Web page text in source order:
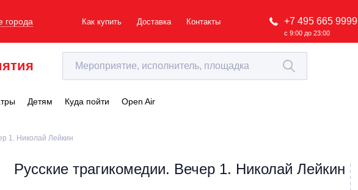
города Как купить Доставка Контакты +7 495 665 9999
с 9:00 до 23:00
Детям Куда пойти Open Air
1. Николай Лейкин
Русские трагикомедии. Вечер 1. Николай Лейкин